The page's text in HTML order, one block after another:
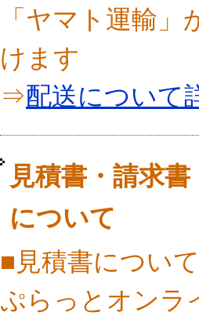
「ヤマト運輸
けます
⇒配送について
見積書・請求
について
■見積書について
ぷらっとオンラ